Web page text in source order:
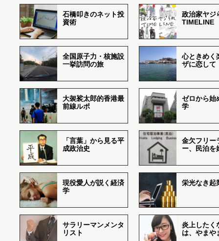
石橋叩きのネット投
資術
政治家ヤジ
TIMELINE
全国原子力・核施設
一挙訪問の旅
心ときめく
ザに恋して
大袈裟太郎的香港最
前線ルポ
ゼロから始
学
「言葉」から見る平
成政治史
金欠フリー
ー、民泊を
現役愛人が説く経済
学
栄光なき起
サラリーマンメンタ
リスト
炎上したく
は、やまや